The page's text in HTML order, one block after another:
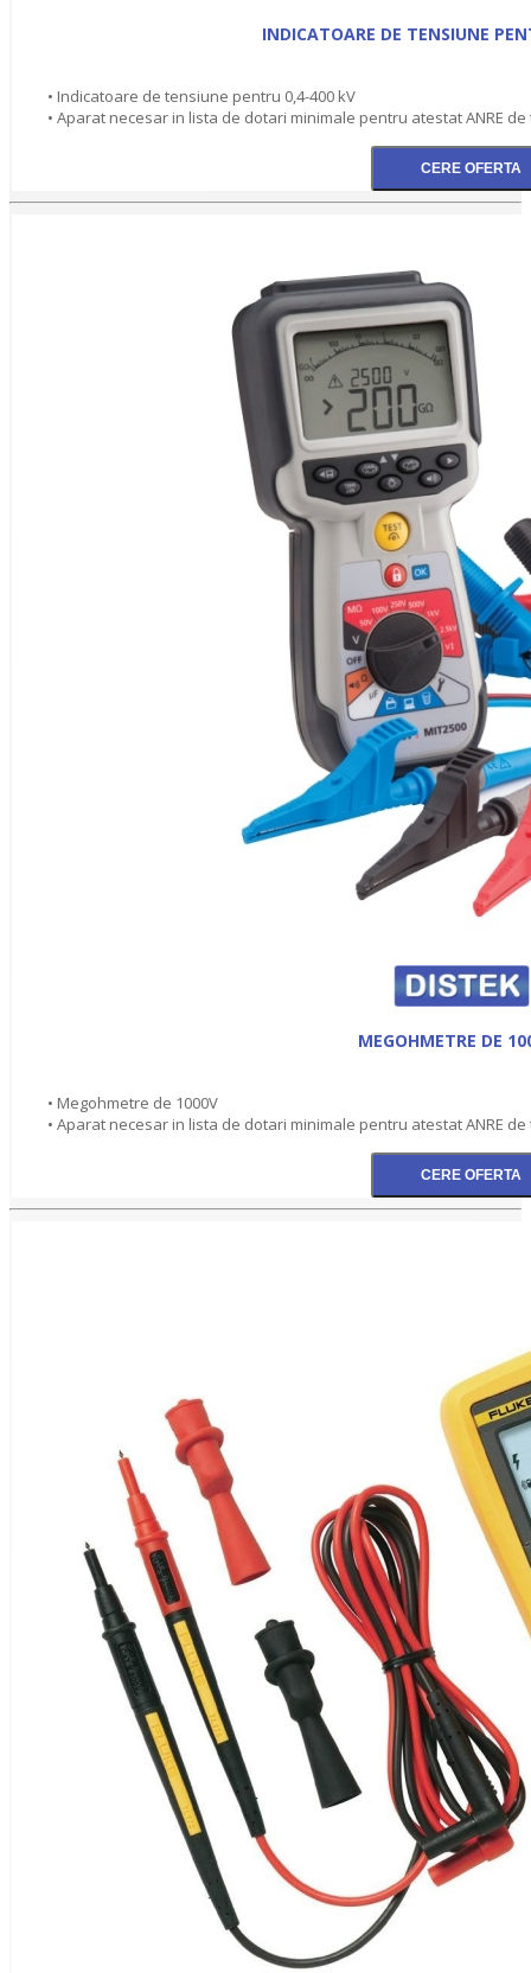
INDICATOARE DE TENSIUNE
• Indicatoare de tensiune pentru 0,4-400 kV
• Aparat necesar in lista de dotari minimale pentru atestat ANRE de
MEGOHMETRE DE
• Megohmetre de 1000V
• Aparat necesar in lista de dotari minimale pentru atestat ANRE de